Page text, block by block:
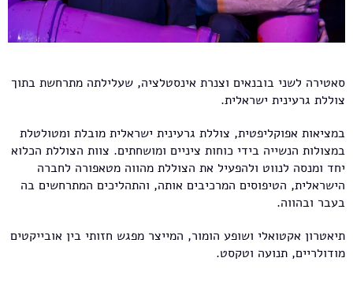
סאטירה לשני בובנאים וצנרת אינסטלציה, שעלילתה מתרחשת בתוך
צוללת גרעינית ישראלית.
במציאות אפוקליפטית, צוללת גרעינית ישראלית מובלת ומטולטלת
במצולות הנשייה בידי כוחות ציניים ומושחתים. צוות הצוללת הכלוא
יחד ומנסה לנווט ולהפעיל את הצוללת מהווה מטאפורה לחברה
הישראלית, הטיפוסים המרכיבים אותה, והתהליכים המתרחשים בה
בעבר ובהווה.
תיאטרון אקטואלי ושופע הומור, המייצר מפגש חזותי בין אובייקטים
מודולריים, תנועה וטקסט.